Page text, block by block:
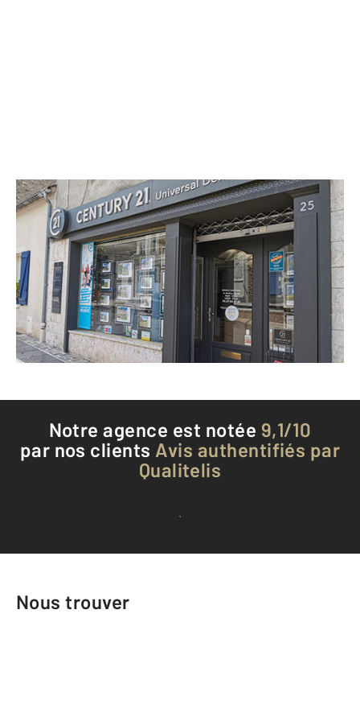
CENTURY 21 Universal Demeure
25 rue Bourgeoise
EPERNON - 28230
Envoyer un message
Téléphoner à l'agence
Notre agence est notée 9,1/10
par nos clients Avis authentifiés par
Qualitelis
Voir tous les avis clients
Nous trouver